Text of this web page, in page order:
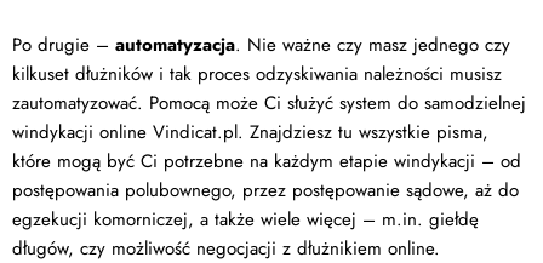
Po drugie – automatyzacja. Nie ważne czy masz jednego czy
kilkuset dłużników i tak proces odzyskiwania należności musisz
zautomatyzować. Pomocą może Ci służyć system do samodzielnej
windykacji online Vindicat.pl. Znajdziesz tu wszystkie pisma,
które mogą być Ci potrzebne na każdym etapie windykacji – od
postępowania polubownego, przez postępowanie sądowe, aż do
egzekucji komorniczej, a także wiele więcej – m.in. giełdę
długów, czy możliwość negocjacji z dłużnikiem online.